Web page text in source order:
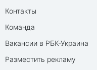
Контакты
Команда
Вакансии в РБК-Украина
Разместить рекламу